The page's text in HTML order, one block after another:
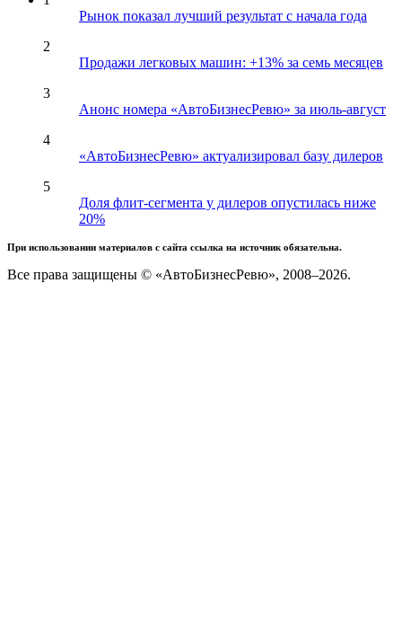
Рынок показал лучший результат с начала года
2
Продажи легковых машин: +13% за семь месяцев
3
Анонс номера «АвтоБизнесРевю» за июль-август
4
«АвтоБизнесРевю» актуализировал базу дилеров
5
Доля флит-сегмента у дилеров опустилась ниже
20%
При использовании материалов с сайта ссылка на источник обязательна.
Все права защищены © «АвтоБизнесРевю», 2008–2026.